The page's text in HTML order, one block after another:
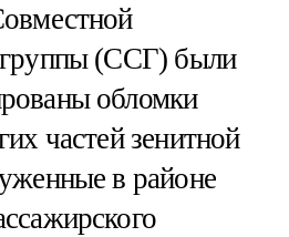
группы (ССГ) были
обломки
частей зенитной
в районе